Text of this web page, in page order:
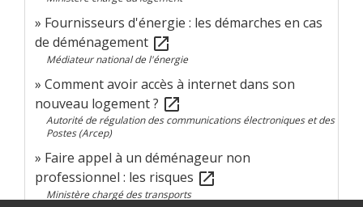
Fournisseurs d'énergie : les démarches en cas
de déménagement open_in_new
Médiateur national de l'énergie
Comment avoir accès à internet dans son
nouveau logement ? open_in_new
Autorité de régulation des communications électroniques et des
Postes (Arcep)
Faire appel à un déménageur non
professionnel : les risques open_in_new
Ministère chargé des transports